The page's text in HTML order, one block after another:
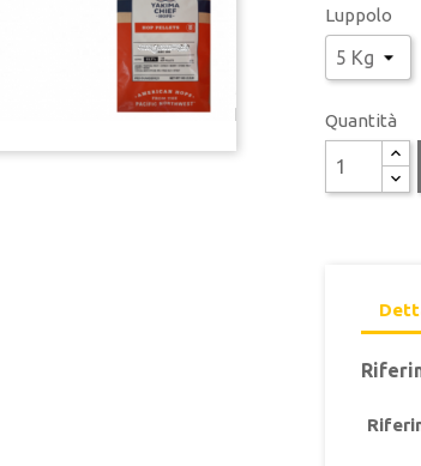
Luppolo
Quantità